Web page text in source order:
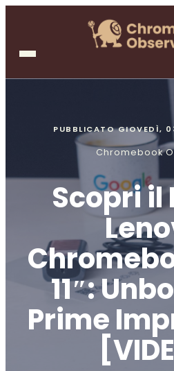
PUBBLICATOGIOVEDÌ,
Chromebook
Scopri il
11″:
Prime